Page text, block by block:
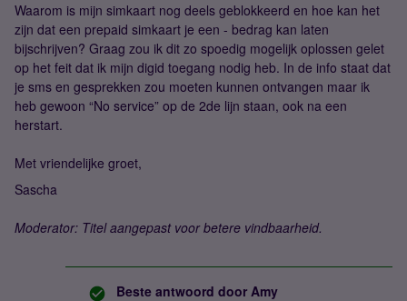
Waarom is mijn simkaart nog deels geblokkeerd en hoe kan het
zijn dat een prepaid simkaart je een - bedrag kan laten
bijschrijven? Graag zou ik dit zo spoedig mogelijk oplossen gelet
op het feit dat ik mijn digid toegang nodig heb. In de info staat dat
je sms en gesprekken zou moeten kunnen ontvangen maar ik
heb gewoon “No service” op de 2de lijn staan, ook na een
herstart.
Met vriendelijke groet,
Sascha
Moderator: Titel aangepast voor betere vindbaarheid.
Beste antwoord door Amy